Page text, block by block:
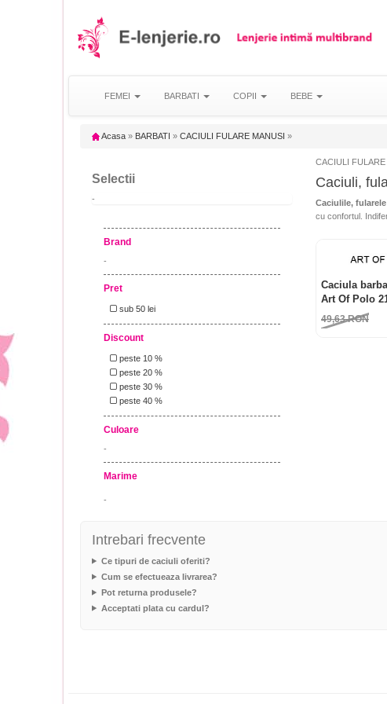
FEMEI BARBATI COPII BEBE
Acasa » BARBATI » CACIULI FULARE MANUSI »
Selectii
-
Brand
-
Pret
sub 50 lei
Discount
peste 10 %
peste 20 %
peste 30 %
peste 40 %
Culoare
-
Marime
-
CACIULI FULARE
Caciuli,
Caciulile,
cu confortul.
Caciula
Art Of Polo
49,63RON
Intrebari frecvente
Ce tipuri de caciuli oferiti?
Cum se efectueaza livrarea?
Pot returna produsele?
Acceptati plata cu cardul?